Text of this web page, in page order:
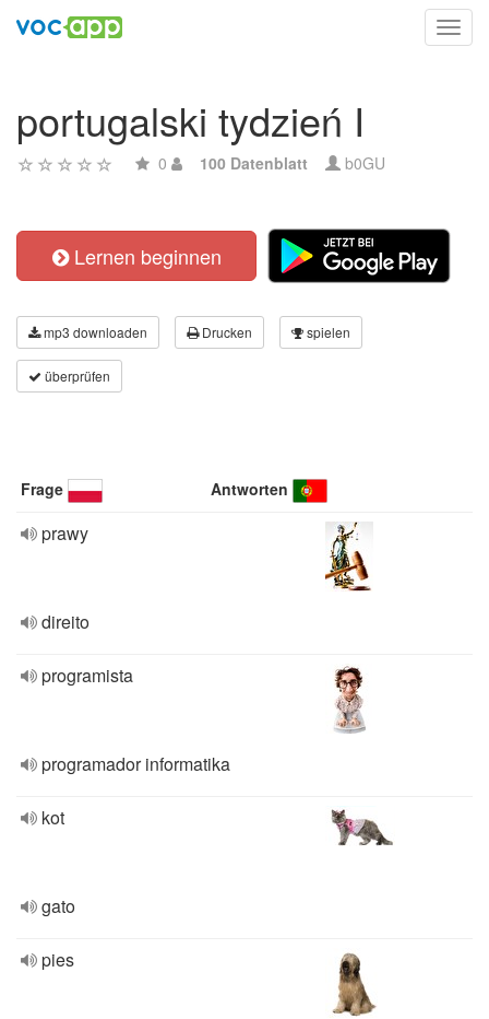
portugalski tydzień I
0 100 Datenblatt b0GU
Lernen beginnen
mp3 downloaden Drucken spielen
überprüfen
Frage Antworten
prawy
direito
programista
programador informatika
kot
gato
pies